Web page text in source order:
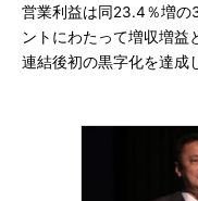
営業利益は同23.4％増の
ントにわたって増収増益
連結後初の黒字化を達成